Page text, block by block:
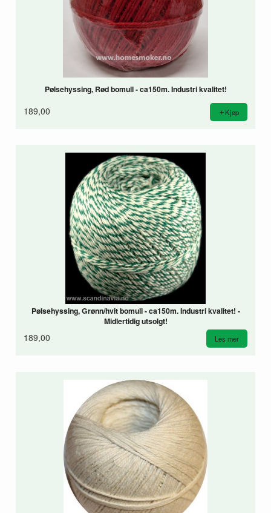
Pølsehyssing, Rød bomull - ca150m. Industri kvalitet!
189,00 Kjøp
Pølsehyssing, Grønn/hvit bomull - ca150m. Industri kvalitet! -
Midlertidig utsolgt!
189,00 Les mer